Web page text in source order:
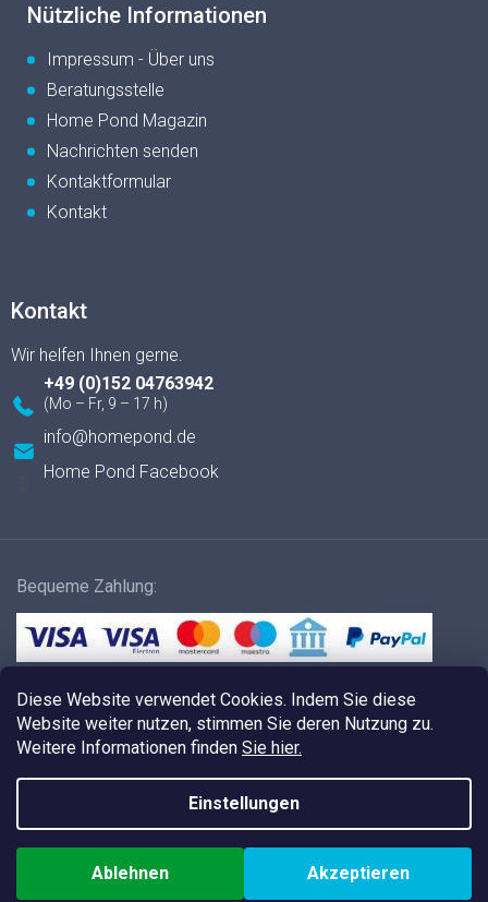
Diese Website verwendet Cookies. Indem Sie diese
Website weiter nutzen, stimmen Sie deren Nutzung zu.
Weitere Informationen finden Sie hier.
Einstellungen
Ablehnen Akzeptieren
Nützliche Informationen
Impressum - Über uns
Beratungsstelle
Home Pond Magazin
Nachrichten senden
Kontaktformular
Kontakt
Kontakt
info@homepond.de
+49 (0)152 04763942
Home Pond Facebook
Bequeme Zahlung:
Versandmethoden:
Copyright 2026HOMEPOND.DE . Alle Rechte vorbehalten.Cookie-Einstellungen